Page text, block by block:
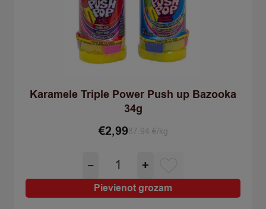
Karamele Triple Power Push up Bazooka
34g
€2,9987.94 €/kg
−
Karamele
Triple
Power
Push
+
Pievienot grozam